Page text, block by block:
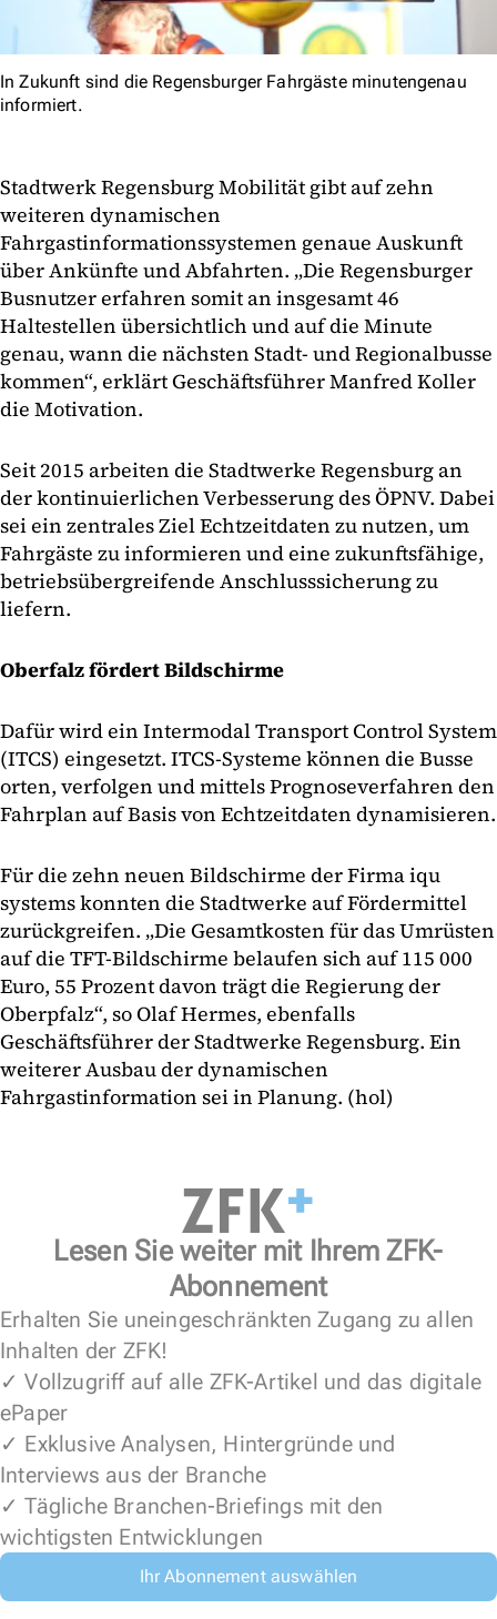
In Zukunft sind die Regensburger Fahrgäste minutengenau
informiert.
Stadtwerk Regensburg Mobilität gibt auf zehn
weiteren dynamischen
Fahrgastinformationssystemen genaue Auskunft
über Ankünfte und Abfahrten. „Die Regensburger
Busnutzer erfahren somit an insgesamt 46
Haltestellen übersichtlich und auf die Minute
genau, wann die nächsten Stadt- und Regionalbusse
kommen“, erklärt Geschäftsführer Manfred Koller
die Motivation.
Seit 2015 arbeiten die Stadtwerke Regensburg an
der kontinuierlichen Verbesserung des ÖPNV. Dabei
sei ein zentrales Ziel Echtzeitdaten zu nutzen, um
Fahrgäste zu informieren und eine zukunftsfähige,
betriebsübergreifende Anschlusssicherung zu
liefern.
Oberfalz fördert Bildschirme
Dafür wird ein Intermodal Transport Control System
(ITCS) eingesetzt. ITCS-Systeme können die Busse
orten, verfolgen und mittels Prognoseverfahren den
Fahrplan auf Basis von Echtzeitdaten dynamisieren.
Für die zehn neuen Bildschirme der Firma iqu
systems konnten die Stadtwerke auf Fördermittel
zurückgreifen. „Die Gesamtkosten für das Umrüsten
auf die TFT-Bildschirme belaufen sich auf 115 000
Euro, 55 Prozent davon trägt die Regierung der
Oberpfalz“, so Olaf Hermes, ebenfalls
Geschäftsführer der Stadtwerke Regensburg. Ein
weiterer Ausbau der dynamischen
Fahrgastinformation sei in Planung. (hol)
Lesen Sie weiter mit Ihrem ZFK-
Abonnement
Erhalten Sie uneingeschränkten Zugang zu allen
Inhalten der ZFK!
✓ Vollzugriff auf alle ZFK-Artikel und das digitale
ePaper
✓ Exklusive Analysen, Hintergründe und
Interviews aus der Branche
✓ Tägliche Branchen-Briefings mit den
wichtigsten Entwicklungen
Ihr Abonnement auswählen